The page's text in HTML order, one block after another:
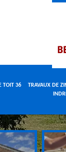
TOIT 36
TRAVAUX DE